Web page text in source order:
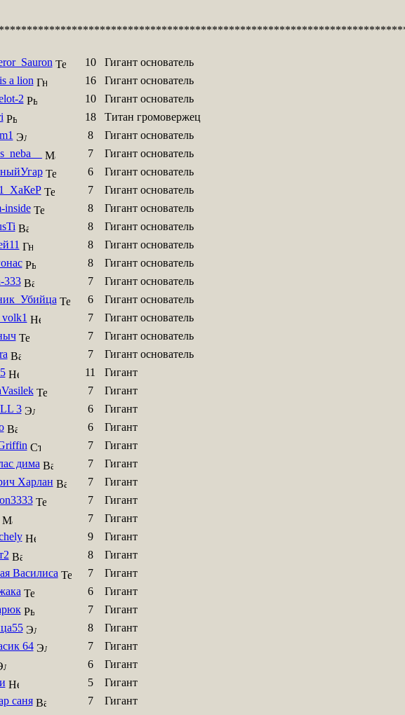
10
Гигант основатель
a lion 16
Гигант основатель
2 10
Гигант основатель
18
Титан громовержец
8
Гигант основатель
7
Гигант основатель
6
Гигант основатель
7
Гигант основатель
inside 8
Гигант основатель
8
Гигант основатель
8
Гигант основатель
8
Гигант основатель
333 7
Гигант основатель
6
Гигант основатель
7
Гигант основатель
7
Гигант основатель
7
Гигант основатель
11
Гигант
7
Гигант
3 6
Гигант
6
Гигант
7
Гигант
дима 7
Гигант
Харлан 7
Гигант
7
Гигант
7
Гигант
9
Гигант
8
Гигант
Василиса 7
Гигант
6
Гигант
7
Гигант
8
Гигант
64 7
Гигант
6
Гигант
5
Гигант
саня 7
Гигант